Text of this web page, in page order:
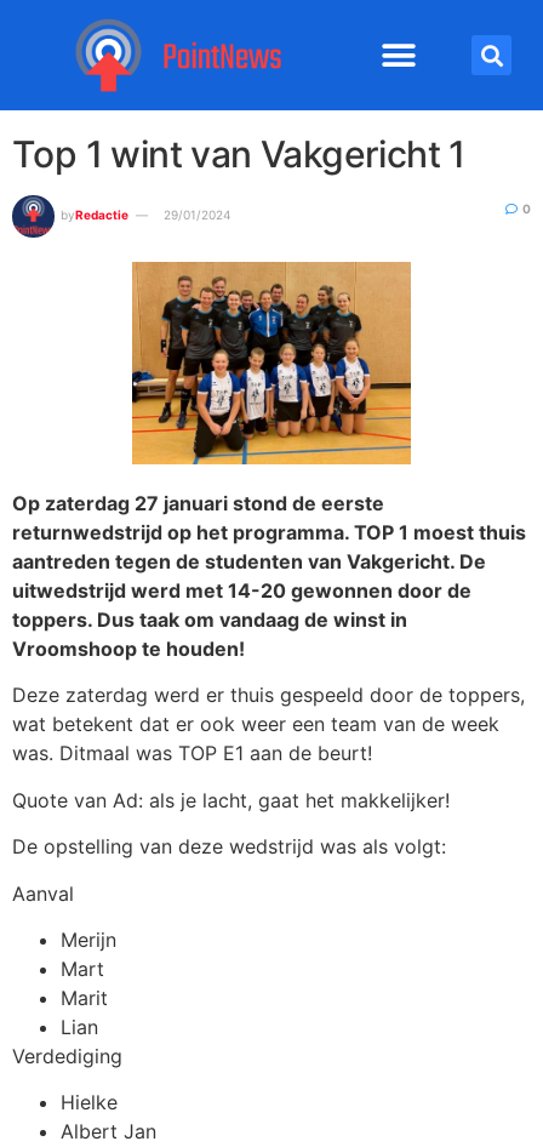
Top 1 wint van Vakgericht 1
byRedactie 29/01/2024 0
Op zaterdag 27 januari stond de eerste
returnwedstrijd op het programma. TOP 1 moest thuis
aantreden tegen de studenten van Vakgericht. De
uitwedstrijd werd met 14-20 gewonnen door de
toppers. Dus taak om vandaag de winst in
Vroomshoop te houden!
Deze zaterdag werd er thuis gespeeld door de toppers,
wat betekent dat er ook weer een team van de week
was. Ditmaal was TOP E1 aan de beurt!
Quote van Ad: als je lacht, gaat het makkelijker!
De opstelling van deze wedstrijd was als volgt:
Aanval
Merijn
Mart
Marit
Lian
Verdediging
Hielke
Albert Jan